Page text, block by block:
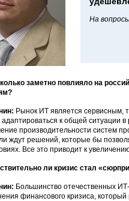
На
заметно повлияло на
Рынок ИТ является сервисным,
к общей ситуации
производительности систем
ждут решений, которые бы
Все это приводит к
ли кризис стал
Большинство отечественных
финансового кризиса,